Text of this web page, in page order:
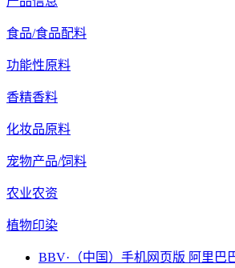
食品/食品配料
功能性原料
香精香料
化妆品原料
宠物产品/饲料
农业农资
植物印染
BBV·（中国）手机网页版 阿里巴